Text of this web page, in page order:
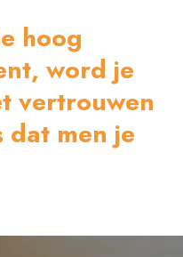
hoog
word je
vertrouwen
men je